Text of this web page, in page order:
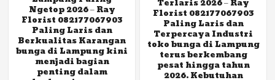
Ngetop 2026 – Ray
Florist 082177067903
Paling Laris dan
Berkualitas Karangan
bunga di Lampung kini
menjadi bagian
penting dalam
Terlaris 2026 – Ray
Florist 082177067903
Paling Laris dan
Terpercaya Industri
toko bunga di Lampung
terus berkembang
pesat hingga tahun
2026. Kebutuhan